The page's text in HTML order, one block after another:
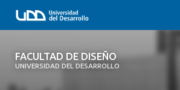
FACULTAD DE DISEÑO
UNIVERSIDAD DEL DESARROLLO
FACULTAD DE DISEÑO
INICIO